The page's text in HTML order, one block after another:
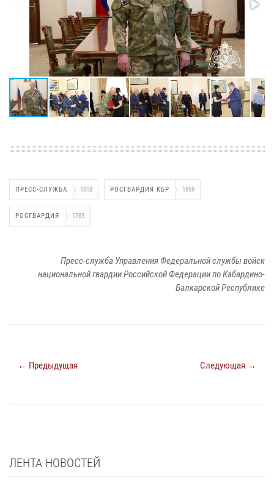
ПРЕСС-СЛУЖБА 1818 РОСГВАРДИЯ КБР 1859
РОСГВАРДИЯ 1785
Пресс-служба Управления Федеральной службы войск
национальной гвардии Российской Федерации по Кабардино-
Балкарской Республике
← Предыдущая Следующая →
ЛЕНТА НОВОСТЕЙ